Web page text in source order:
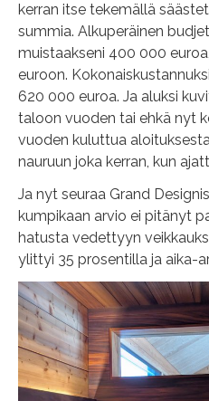
kerran itse tekemällä
summia. Alkuperäinen
muistaakseni 400 000
euroon.
620 000 euroa. Ja aluksi
taloon vuoden tai ehkä nyt
vuoden kuluttua
nauruun joka kerran, kun
Ja nyt seuraa Grand
kumpikaan arvio ei pitänyt
hatusta vedettyyn
ylittyi 35 prosentilla ja aika-